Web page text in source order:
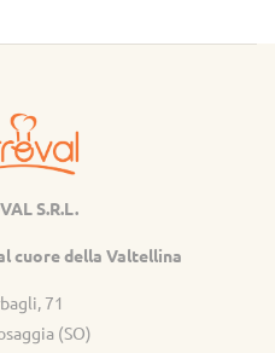
S.R.L.
cuore della Valtellina
71
(SO)